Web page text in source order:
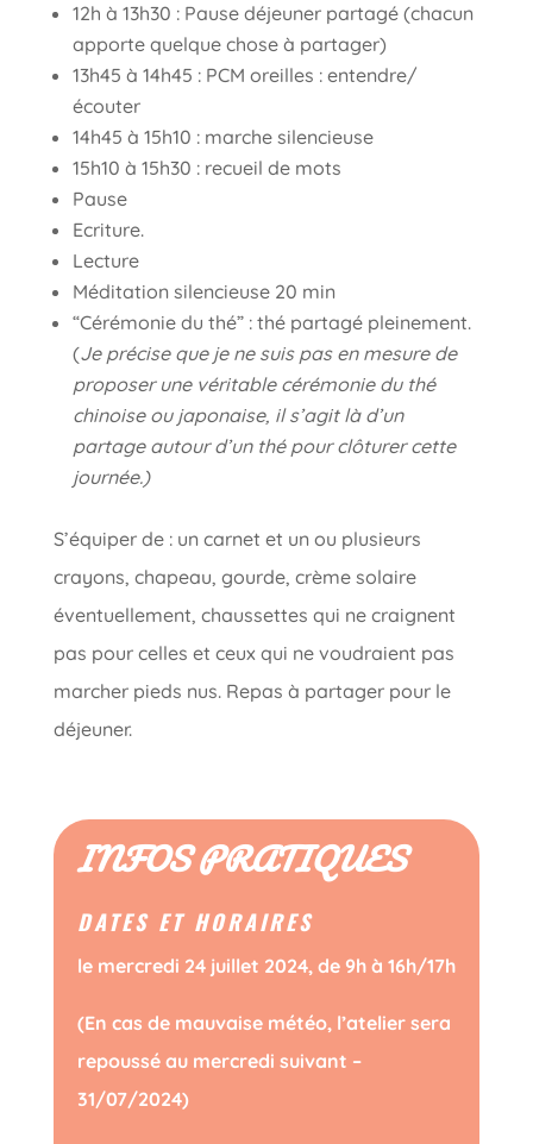
12h à 13h30 : Pause déjeuner partagé (chacun
apporte quelque chose à partager)
13h45 à 14h45 : PCM oreilles : entendre/
écouter
14h45 à 15h10 : marche silencieuse
15h10 à 15h30 : recueil de mots
Pause
Ecriture.
Lecture
Méditation silencieuse 20 min
“Cérémonie du thé” : thé partagé pleinement.
(Je précise que je ne suis pas en mesure de
proposer une véritable cérémonie du thé
chinoise ou japonaise, il s’agit là d’un
partage autour d’un thé pour clôturer cette
journée.)
S’équiper de : un carnet et un ou plusieurs
crayons, chapeau, gourde, crème solaire
éventuellement, chaussettes qui ne craignent
pas pour celles et ceux qui ne voudraient pas
marcher pieds nus. Repas à partager pour le
déjeuner.
INFOS PRATIQUES
DATES ET HORAIRES
le mercredi 24 juillet 2024, de 9h à 16h/17h
(En cas de mauvaise météo, l’atelier sera
repoussé au mercredi suivant –
31/07/2024)